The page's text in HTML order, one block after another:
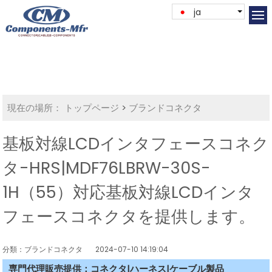
ja
現在の場所： トップページ > ブランドコネクタ
基板対線LCDインタフェースコネク
タ-HRS|MDF76LBRW-30S-
1H（55）対応基板対線LCDインタ
フェースコネクタを提供します。
分類：ブランドコネクタ 2024-07-10 14:19:04
専門代理販売提供：コネクタ|ハーネス|ケーブル製品